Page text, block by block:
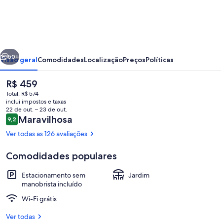
Próximo
50+
Visão geralComodidadesLocalizaçãoPreçosPolíticas
O
preço
atual
é
R$ 459
R$ 459
Total: R$ 574
inclui impostos e taxas
22 de out. – 23 de out.
Avaliações
9,29,2 de 10
Maravilhosa
Ver todas as 126 avaliações
Comodidades populares
Estacionamento sem
manobrista incluído
Jardim
Wi-Fi grátis
Ver todas